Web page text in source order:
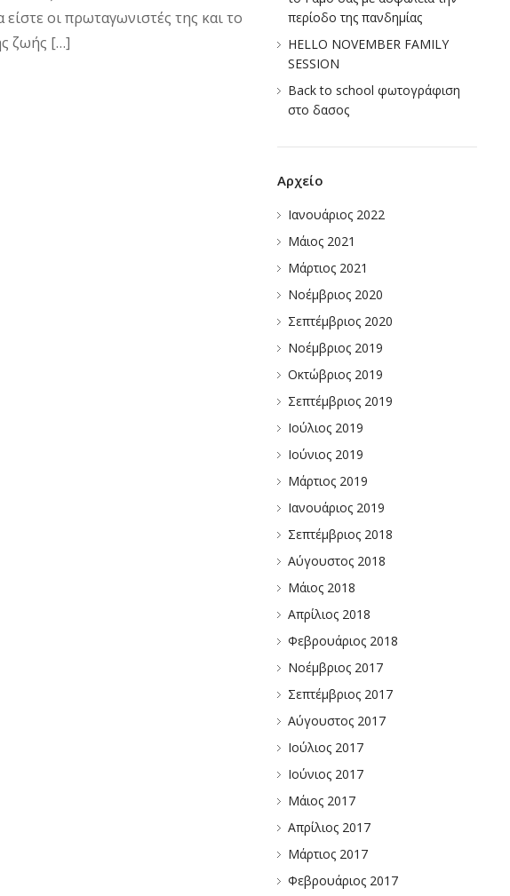
οι πρωταγωνιστές της και το
ζωής […]
περίοδο της πανδημίας
HELLO NOVEMBER FAMILY
SESSION
Back to school φωτογράφιση
στο δασος
Αρχείο
Ιανουάριος 2022
Μάιος 2021
Μάρτιος 2021
Νοέμβριος 2020
Σεπτέμβριος 2020
Νοέμβριος 2019
Οκτώβριος 2019
Σεπτέμβριος 2019
Ιούλιος 2019
Ιούνιος 2019
Μάρτιος 2019
Ιανουάριος 2019
Σεπτέμβριος 2018
Αύγουστος 2018
Μάιος 2018
Απρίλιος 2018
Φεβρουάριος 2018
Νοέμβριος 2017
Σεπτέμβριος 2017
Αύγουστος 2017
Ιούλιος 2017
Ιούνιος 2017
Μάιος 2017
Απρίλιος 2017
Μάρτιος 2017
Φεβρουάριος 2017